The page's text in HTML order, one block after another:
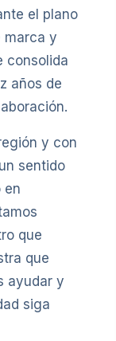
el plano
marca y
consolida
años de
y con
sentido
en
que
que
ayudar y
siga